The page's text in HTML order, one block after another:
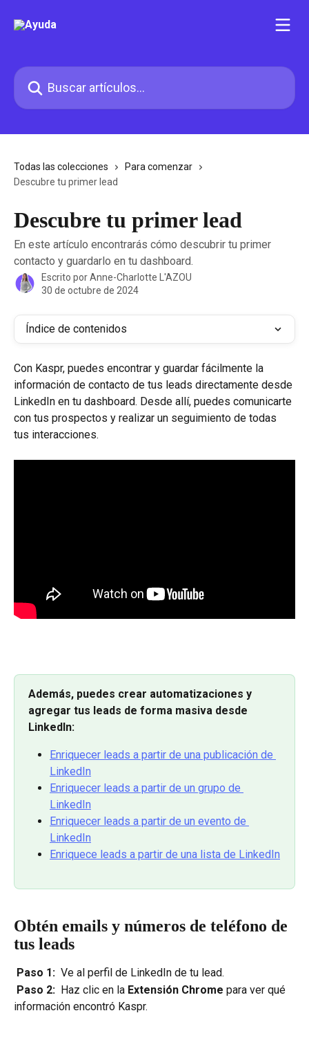
Buscar artículos...
Todas las colecciones
Para comenzar
Descubre tu primer lead
Descubre tu primer lead
En este artículo encontrarás cómo descubrir tu primer
contacto y guardarlo en tu dashboard.
Escrito porAnne-Charlotte L'AZOU
30 de octubre de 2024
Índice de contenidos
Con Kaspr, puedes encontrar y guardar fácilmente la
información de contacto de tus leads directamente desde
LinkedIn en tu dashboard. Desde allí, puedes comunicarte
con tus prospectos y realizar un seguimiento de todas
tus interacciones.
Además, puedes crear automatizaciones y
agregar tus leads de forma masiva desde
LinkedIn:
Enriquecer leads a partir de una publicación de
LinkedIn
Enriquecer leads a partir de un grupo de
LinkedIn
Enriquecer leads a partir de un evento de
LinkedIn
Enriquece leads a partir de una lista de LinkedIn
Obtén emails y números de teléfono de
tus leads
Paso 1: Ve al perfil de LinkedIn de tu lead.
Paso 2: Haz clic en la Extensión Chrome para ver qué
información encontró Kaspr.